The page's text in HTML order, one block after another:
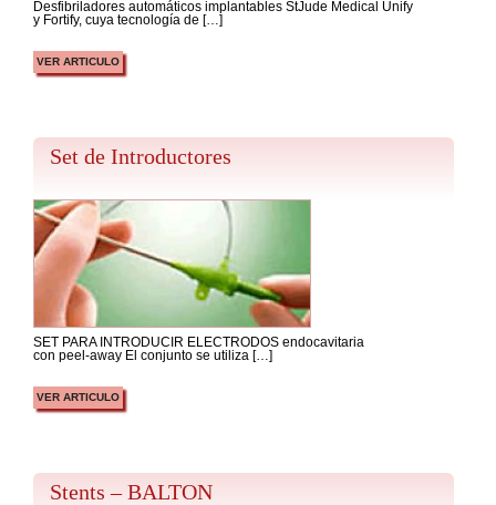
Desfibriladores automáticos implantables StJude Medical Unify
y Fortify, cuya tecnología de […]
VER ARTICULO
Set de Introductores
SET PARA INTRODUCIR ELECTRODOS endocavitaria
con peel-away El conjunto se utiliza […]
VER ARTICULO
Stents – BALTON